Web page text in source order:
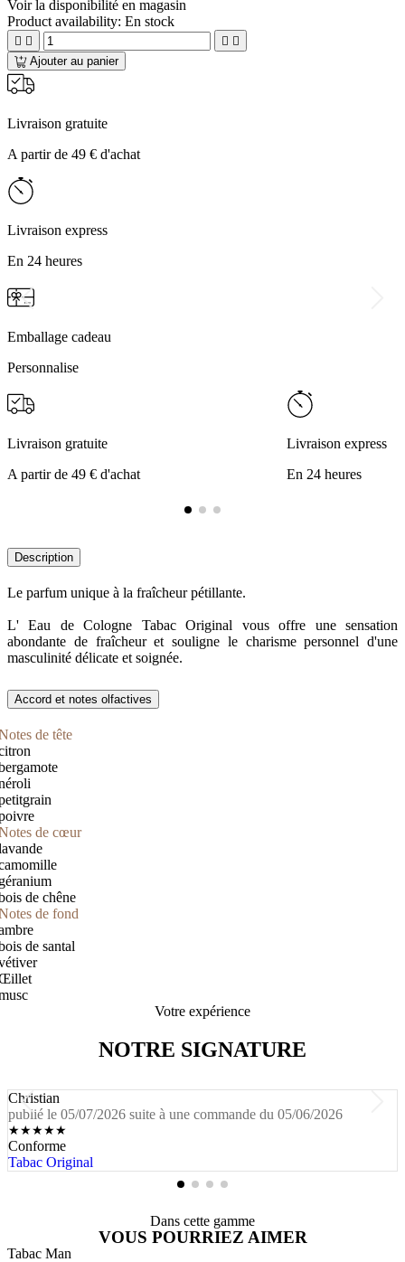
Voir la disponibilité en magasin
Product availability: En stock
   
Ajouter au panier
Livraison gratuite
A partir de 49 € d'achat
Livraison express
En 24 heures
Emballage cadeau
Personnalise
Livraison gratuite
A partir de 49 € d'achat
Livraison express
En 24 heures
Description
Le parfum unique à la fraîcheur pétillante.
L' Eau de Cologne Tabac Original vous offre une sensation
abondante de fraîcheur et souligne le charisme personnel d'une
masculinité délicate et soignée.
Accord et notes olfactives
de tête
de cœur
de chêne
de fond
de santal
Votre expérience
NOTRE SIGNATURE
Christian
publié le 05/07/2026 suite à une commande du 05/06/2026
★★★★★
Conforme
Tabac Original
Dans cette gamme
VOUS POURRIEZ AIMER
Tabac Man